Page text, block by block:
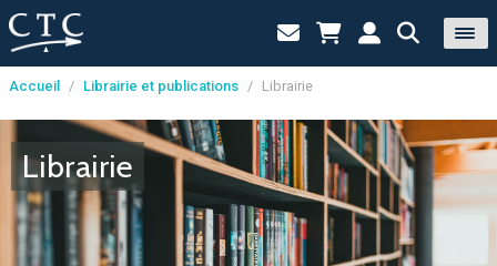
Panneau de gestion des cookies
Accueil / Librairie et publications / Librairie
Librairie